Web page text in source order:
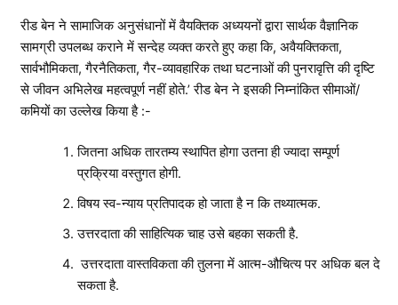
रीड बेन ने सामाजिक अनुसंधानों में वैयक्तिक अध्ययनों द्वारा सार्थक वैज्ञानिक
सामग्री उपलब्ध कराने में सन्देह व्यक्त करते हुए कहा कि, अवैयक्तिकता,
सार्वभौमिकता, गैरनैतिकता, गैर-व्यावहारिक तथा घटनाओं की पुनरावृत्ति की दृष्टि
से जीवन अभिलेख महत्वपूर्ण नहीं होते.’ रीड बेन ने इसकी निम्नांकित सीमाओं/
कमियों का उल्लेख किया है :-
जितना अधिक तारतम्य स्थापित होगा उतना ही ज्यादा सम्पूर्ण
प्रक्रिया वस्तुगत होगी.
विषय स्व-न्याय प्रतिपादक हो जाता है न कि तथ्यात्मक.
उत्तरदाता की साहित्यिक चाह उसे बहका सकती है.
उत्तरदाता वास्तविकता की तुलना में आत्म-औचित्य पर अधिक बल दे
सकता है.